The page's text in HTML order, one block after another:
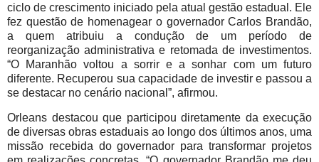
ciclo de crescimento iniciado pela atual gestão estadual. Ele
fez questão de homenagear o governador Carlos Brandão,
a quem atribuiu a condução de um período de
reorganização administrativa e retomada de investimentos.
“O Maranhão voltou a sorrir e a sonhar com um futuro
diferente. Recuperou sua capacidade de investir e passou a
se destacar no cenário nacional”, afirmou.
Orleans destacou que participou diretamente da execução
de diversas obras estaduais ao longo dos últimos anos, uma
missão recebida do governador para transformar projetos